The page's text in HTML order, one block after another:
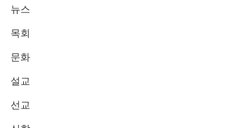
뉴스
목회
문화
설교
선교